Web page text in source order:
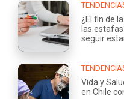
¿El fin de
las
seguir
Vida y
en Chile